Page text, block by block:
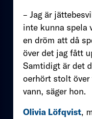
– Jag är
inte kunna spela
en dröm att då
över det jag fått
Samtidigt är det
oerhört stolt
vann, säger hon.
Olivia Löfqvist,